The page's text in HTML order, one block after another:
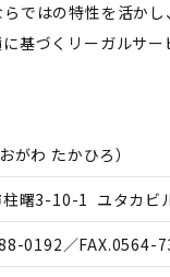
ではの特性を活か
基づくリーガルサー
おがわ たかひろ）
柱曙3-10-1 ユタカビ
0192／FAX.0564-